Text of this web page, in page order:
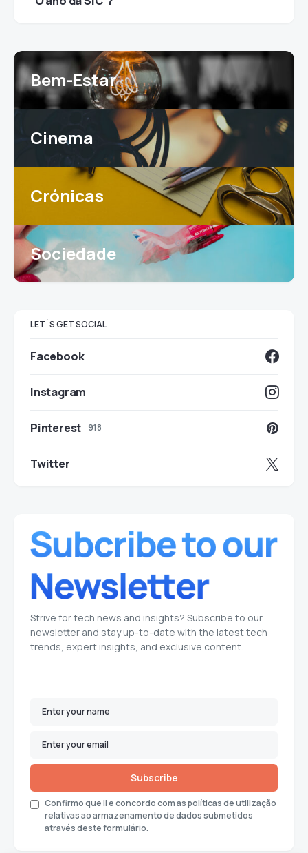
Bem-Estar
Cinema
Crónicas
Sociedade
LET`S GET SOCIAL
Facebook
Instagram
Pinterest 918
Twitter
Strive for tech news and insights? Subscribe to our
newsletter and stay up-to-date with the latest tech
trends, expert insights, and exclusive content.
Subscribe
Confirmo que li e concordo com as políticas de utilização
relativas ao armazenamento de dados submetidos
através deste formulário.